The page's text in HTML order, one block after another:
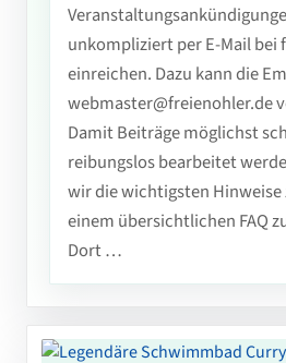
unkompliziert per E-Mail bei
einreichen. Dazu kann die
webmaster@freienohler.de
Damit Beiträge möglichst
reibungslos bearbeitet
wir die wichtigsten Hinweise
einem übersichtlichen FAQ
Dort …